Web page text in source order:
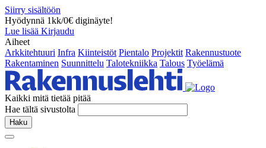
Siirry sisältöön
Hyödynnä 1kk/0€ diginäyte!
Lue lisää Kirjaudu
Aiheet
Arkkitehtuuri Infra Kiinteistöt Pientalo Projektit Rakennustuote
Rakentaminen Suunnittelu Talotekniikka Talous Työelämä
Kaikki mitä tietää pitää
Hae tältä sivustolta
Haku